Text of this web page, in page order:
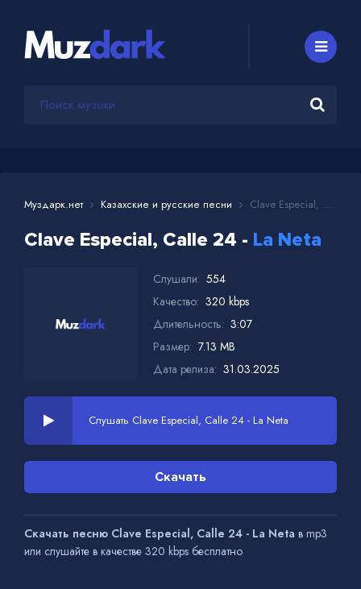
Муздарк.нет Казахские и русские песни Clave Especial, Calle 24 - La Neta
Clave Especial, Calle 24 - La Neta
Слушали: 554
Качество: 320 kbps
Длительность: 3:07
Размер: 7.13 MB
Дата релиза: 31.03.2025
Слушать Clave Especial, Calle 24 - La Neta
Скачать
Скачать песню Clave Especial, Calle 24 - La Neta в mp3
или слушайте в качестве 320 kbps бесплатно